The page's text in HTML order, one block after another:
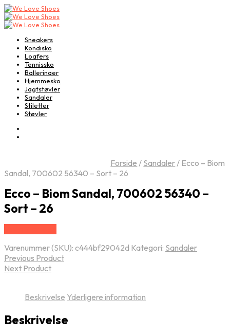
Sneakers
Kondisko
Loafers
Tennissko
Ballerinaer
Hjemmesko
Jagtstøvler
Sandaler
Stiletter
Støvler
Forside / Sandaler/ Ecco – Biom
Sandal, 700602 56340 – Sort – 26
Ecco – Biom Sandal, 700602 56340 –
Sort – 26
Varenummer (SKU): c444bf29042d Kategori: Sandaler
Previous Product
Next Product
Beskrivelse Yderligere information
Beskrivelse